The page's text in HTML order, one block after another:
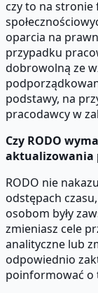
czy to na stronie
oparcia na
przypadku
dobrowolną ze
podstawy, na
pracodawcy w
Czy RODO
aktualizowania
RODO nie
odstępach
osobom były
zmieniasz cele
analityczne lub
odpowiednio
poinformować o